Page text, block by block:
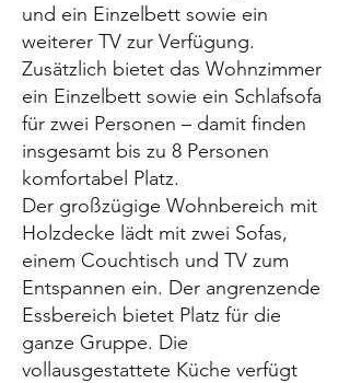
und ein Einzelbett sowie ein
weiterer TV zur Verfügung.
Zusätzlich bietet das Wohnzimmer
ein Einzelbett sowie ein Schlafsofa
für zwei Personen – damit finden
insgesamt bis zu 8 Personen
komfortabel Platz.
Der großzügige Wohnbereich mit
Holzdecke lädt mit zwei Sofas,
einem Couchtisch und TV zum
Entspannen ein. Der angrenzende
Essbereich bietet Platz für die
ganze Gruppe. Die
vollausgestattete Küche verfügt